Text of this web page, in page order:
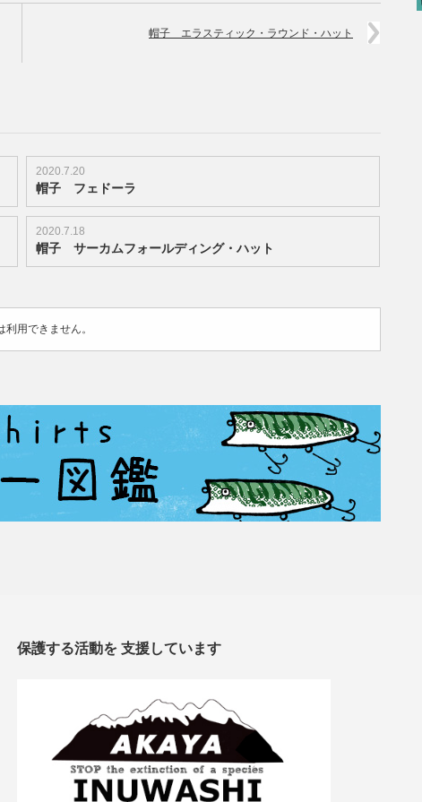
帽子 エラスティック・ラウンド・ハット
2020.7.20
帽子 フェドーラ
2020.7.18
帽子 サーカムフォールディング・ハット
利用できません。
保護する活動を 支援しています